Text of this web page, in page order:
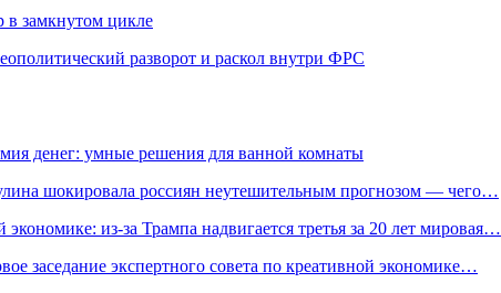
в замкнутом цикле
разворот и раскол внутри ФРС
денег: умные решения для ванной комнаты
шокировала россиян неутешительным прогнозом — чего…
экономике: из-за Трампа надвигается третья за 20 лет мировая…
заседание экспертного совета по креативной экономике…